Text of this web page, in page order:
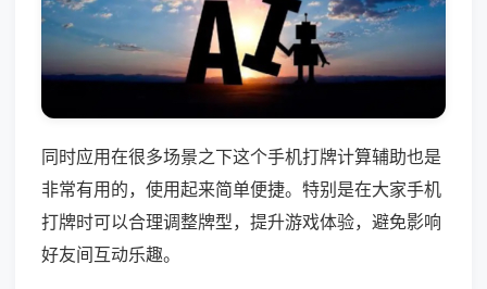
同时应用在很多场景之下这个手机打牌计算辅助也是
非常有用的，使用起来简单便捷。特别是在大家手机
打牌时可以合理调整牌型，提升游戏体验，避免影响
好友间互动乐趣。